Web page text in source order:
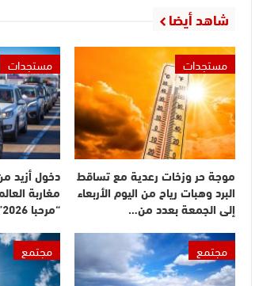
شاهد أيضا
مستجدات
موجة حر وزخات رعدية مع تساقط
البرد وهبات رياح من اليوم الأربعاء
إلى الجمعة بعدد من…
مستجدات
مغاربة
“مرحبا 2026”
مجتمع
مجتمع